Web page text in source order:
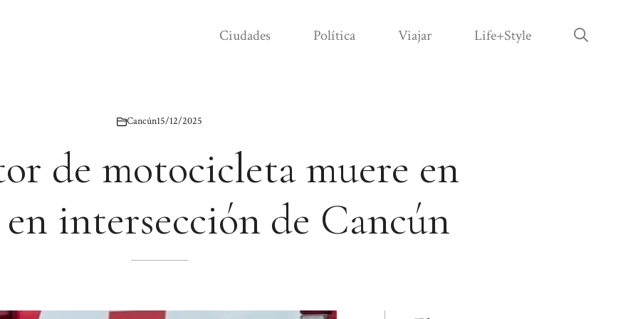
Ciudades Política Viajar Life+Style
Cancún15/12/2025
de motocicleta muere en
intersección de Cancún